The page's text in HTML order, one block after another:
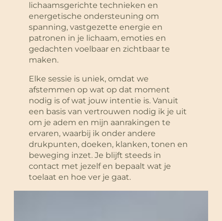
lichaamsgerichte technieken en
energetische ondersteuning om
spanning, vastgezette energie en
patronen in je lichaam, emoties en
gedachten voelbaar en zichtbaar te
maken.
Elke sessie is uniek, omdat we
afstemmen op wat op dat moment
nodig is of wat jouw intentie is. Vanuit
een basis van vertrouwen nodig ik je uit
om je adem en mijn aanrakingen te
ervaren, waarbij ik onder andere
drukpunten, doeken, klanken, tonen en
beweging inzet. Je blijft steeds in
contact met jezelf en bepaalt wat je
toelaat en hoe ver je gaat.